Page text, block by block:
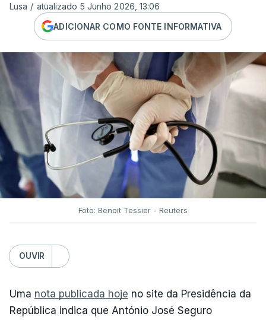
Lusa / atualizado 5 Junho 2026, 13:06
ADICIONAR COMO FONTE INFORMATIVA
Foto: Benoit Tessier - Reuters
OUVIR
Uma nota publicada hoje no site da Presidência da
República indica que António José Seguro